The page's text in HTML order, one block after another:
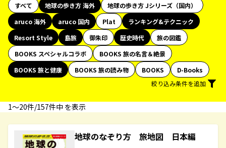
すべて 地球の歩き方 海外
地球の歩き方 Jシリーズ（国内）
aruco 海外
aruco 国内 Plat
ランキング&テクニック
Resort Style
島旅 御朱印 歴史時代
旅の図鑑
BOOKS スペシャルコラボ
BOOKS 旅の名言＆絶景
BOOKS 旅と健康
BOOKS 旅の読み物 BOOKS
D-Books
絞り込み条件を追加
1〜20件/157件中 を表示
地球のなぞり方 旅地図 日本編